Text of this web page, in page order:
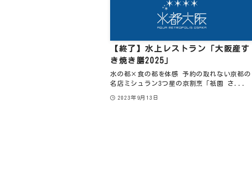
【終了】水上レストラン「大阪産す
き焼き膳2025」
水の都×食の都を体感 予約の取れない京都の
名店ミシュラン3つ星の京割烹「祇園 さ...
2023年9月13日